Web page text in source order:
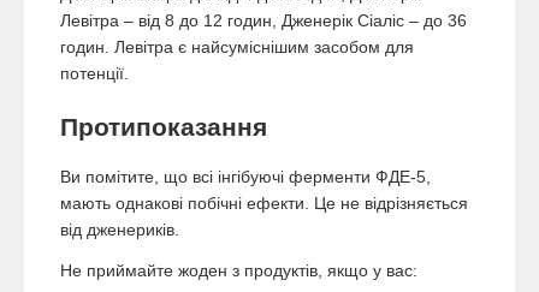
Левітра – від 8 до 12 годин, Дженерік Сіаліс – до 36
годин. Левітра є найсуміснішим засобом для
потенції.
Протипоказання
Ви помітите, що всі інгібуючі ферменти ФДЕ-5,
мають однакові побічні ефекти. Це не відрізняється
від дженериків.
Не приймайте жоден з продуктів, якщо у вас: